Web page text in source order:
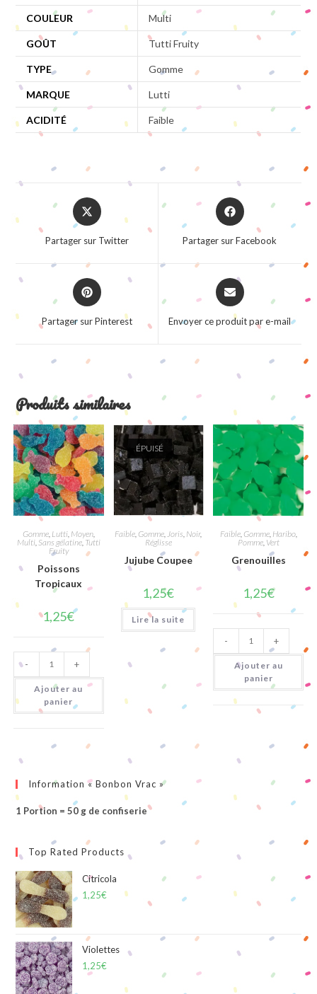
COULEUR Multi
GOÛT Tutti Fruity
TYPE Gomme
MARQUE Lutti
ACIDITÉ Faible
Opens
in
new
window
Partager sur Twitter
Opens
in
Partager sur Facebook
Opens
in
Partager sur Pinterest
Opens
in
new
Envoyer ce produit par e-mail
Produits similaires
Gomme, Lutti, Moyen,
Multi, Sans gélatine, Tutti
Fruity
Poissons
Tropicaux
1,25€
quantité
de
Poissons
Tropicaux
- +
Ajouter au
panier
ÉPUISÉ
Faible Gomme Joris Noir,
Réglisse
Jujube Coupee
1,25€
Lire la suite
Faible, Gomme, Haribo,
Pomme, Vert
Grenouilles
1,25€
quantité
de
Grenouilles
- +
Ajouter au
panier
Information « Bonbon Vrac »
1 Portion = 50 g de confiserie
Top Rated Products
Citricola
1,25€
Violettes
1,25€